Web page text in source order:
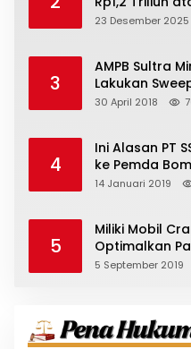
23 Desember 2025
3
AMPB Sultra
Lakukan
30 April 2018
4
Ini Alasan PT
ke Pemda
14 Januari 2019
5
Miliki Mobil
Optimalkan
5 September 2019